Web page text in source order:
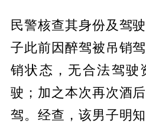
民警核查其身份及驾
子此前因醉驾被吊销
销状态，无合法驾驶
驶；加之本次再次酒
驾。经查，该男子明